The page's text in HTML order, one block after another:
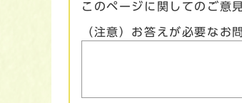
このページに関してのご意
（注意）お答えが必要なお